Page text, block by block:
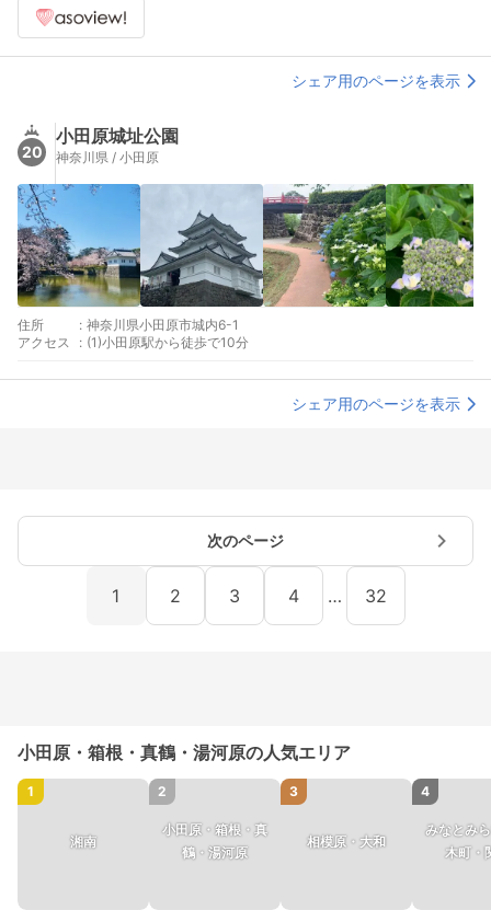
シェア用のページを表示
20
小田原城址公園
神奈川県 / 小田原
住所 : 神奈川県小田原市城内6-1
アクセス
: (1)小田原駅から徒歩で10分
シェア用のページを表示
次のページ
1 2 3 4 … 32
小田原・箱根・真鶴・湯河原の人気エリア
1
湘南
2
小田原・箱根・真
鶴・湯河原
3
相模原・大和
4
みなとみ
木町・